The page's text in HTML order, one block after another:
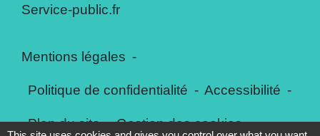
Service-public.fr
Mentions légales -
Politique de confidentialité - Accessibilité -
Plan du site - Gestion des cookies